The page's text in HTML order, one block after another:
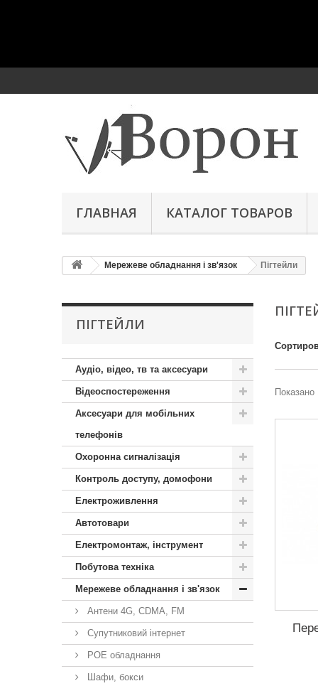
ГЛАВНАЯ КАТАЛОГ ТОВАРОВ
Мережеве обладнання і зв'язок Пігтейли
ПІГТЕЙЛИ
Аудіо, відео, тв та аксесуари
Відеоспостереження
Аксесуари для мобільних
телефонів
Охоронна сигналізація
Контроль доступу, домофони
Електроживлення
Автотовари
Електромонтаж, інструмент
Побутова техніка
Мережеве обладнання і зв'язок
Антени 4G, CDMA, FM
Супутниковий інтернет
POE обладнання
Шафи, бокси